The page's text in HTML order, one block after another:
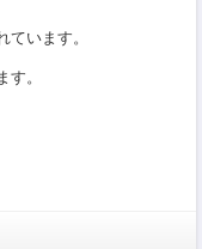
います。
。